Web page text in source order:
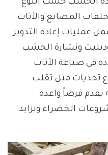
الخشب حسب النوع
المصانع والأثاث
عمليات إعادة التدوير
ونشارة الخشب
في صناعة الأثاث
تحديات مثل تقلب
يقدم فرصاً واعدة
الخضراء وتزايد